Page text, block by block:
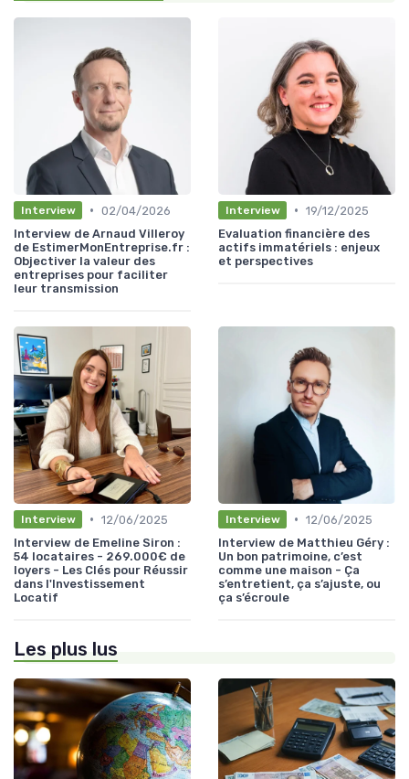
Interview • 02/04/2026
Interview de Arnaud Villeroy
de EstimerMonEntreprise.fr :
Objectiver la valeur des
entreprises pour faciliter
leur transmission
Interview • 19/12/2025
Evaluation financière des
actifs immatériels : enjeux
et perspectives
Interview • 12/06/2025
Interview de Emeline Siron :
54 locataires - 269.000€ de
loyers - Les Clés pour Réussir
dans l'Investissement
Locatif
Interview • 12/06/2025
Interview de Matthieu Géry :
Un bon patrimoine, c’est
comme une maison - Ça
s’entretient, ça s’ajuste, ou
ça s’écroule
Les plus lus